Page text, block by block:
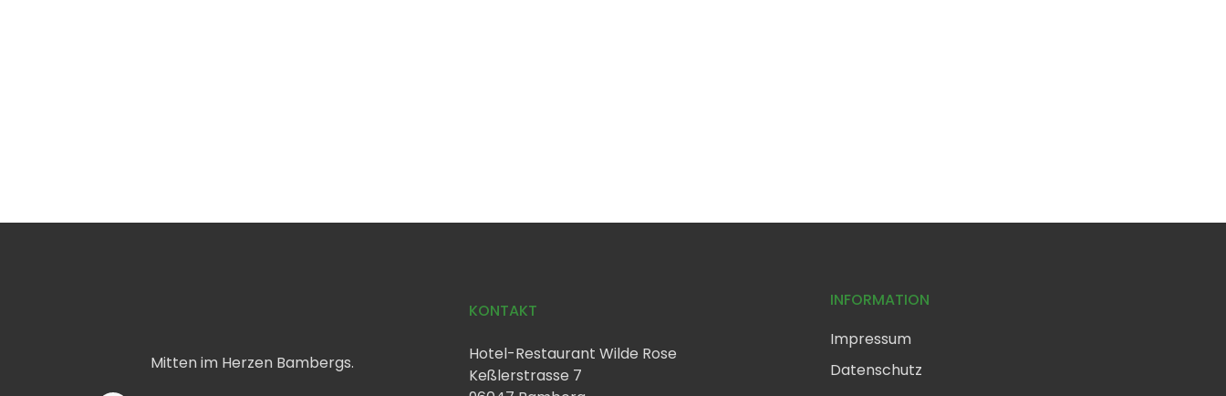
Mitten im Herzen Bambergs.
KONTAKT
Hotel-Restaurant Wilde Rose
Keßlerstrasse 7
INFORMATION
Impressum
Datenschutz